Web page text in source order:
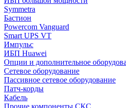
Symmetra
Бастион
Powercom Vanguard
Smart UPS VT
Импульс
ИБП Huawei
Опции и дополнительное
Сетевое оборудование
Пассивное сетевое оборудование
Патч-корды
Кабель
Прочие компоненты СКС